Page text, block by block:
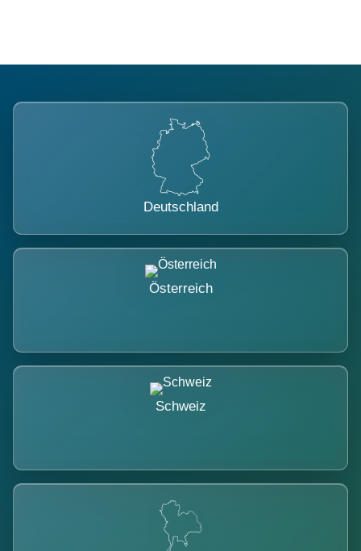
Deutschland
Österreich
Schweiz